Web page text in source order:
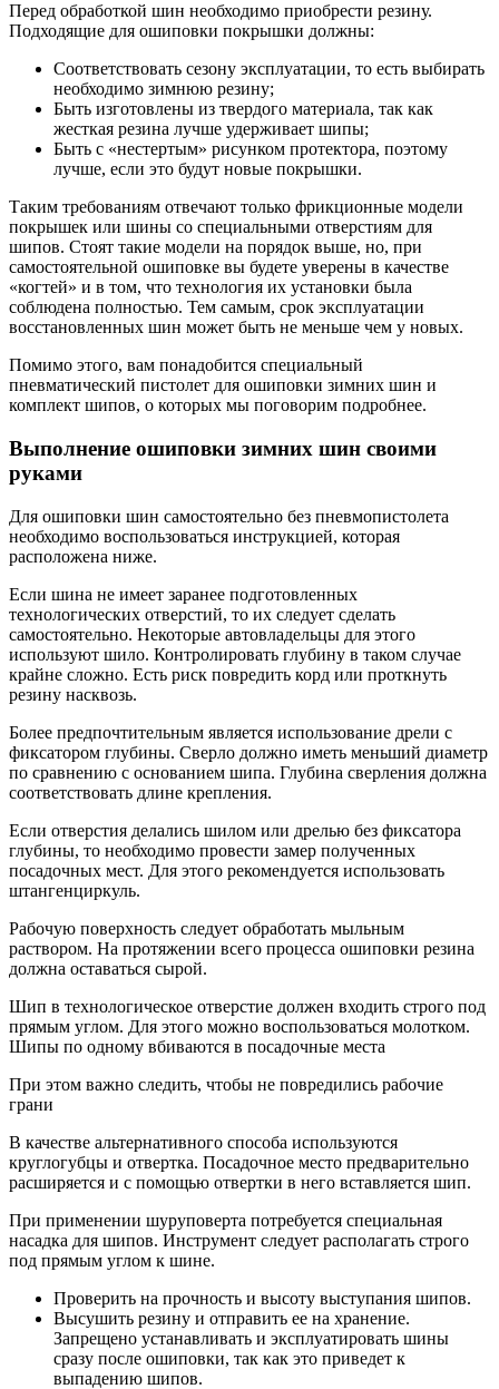
Перед обработкой шин необходимо приобрести резину.
Подходящие для ошиповки покрышки должны:
Соответствовать сезону эксплуатации, то есть выбирать
необходимо зимнюю резину;
Быть изготовлены из твердого материала, так как
жесткая резина лучше удерживает шипы;
Быть с «нестертым» рисунком протектора, поэтому
лучше, если это будут новые покрышки.
Таким требованиям отвечают только фрикционные модели
покрышек или шины со специальными отверстиям для
шипов. Стоят такие модели на порядок выше, но, при
самостоятельной ошиповке вы будете уверены в качестве
«когтей» и в том, что технология их установки была
соблюдена полностью. Тем самым, срок эксплуатации
восстановленных шин может быть не меньше чем у новых.
Помимо этого, вам понадобится специальный
пневматический пистолет для ошиповки зимних шин и
комплект шипов, о которых мы поговорим подробнее.
Выполнение ошиповки зимних шин своими
руками
Для ошиповки шин самостоятельно без пневмопистолета
необходимо воспользоваться инструкцией, которая
расположена ниже.
Если шина не имеет заранее подготовленных
технологических отверстий, то их следует сделать
самостоятельно. Некоторые автовладельцы для этого
используют шило. Контролировать глубину в таком случае
крайне сложно. Есть риск повредить корд или проткнуть
резину насквозь.
Более предпочтительным является использование дрели с
фиксатором глубины. Сверло должно иметь меньший диаметр
по сравнению с основанием шипа. Глубина сверления должна
соответствовать длине крепления.
Если отверстия делались шилом или дрелью без фиксатора
глубины, то необходимо провести замер полученных
посадочных мест. Для этого рекомендуется использовать
штангенциркуль.
Рабочую поверхность следует обработать мыльным
раствором. На протяжении всего процесса ошиповки резина
должна оставаться сырой.
Шип в технологическое отверстие должен входить строго под
прямым углом. Для этого можно воспользоваться молотком.
Шипы по одному вбиваются в посадочные места
При этом важно следить, чтобы не повредились рабочие
грани
В качестве альтернативного способа используются
круглогубцы и отвертка. Посадочное место предварительно
расширяется и с помощью отвертки в него вставляется шип.
При применении шуруповерта потребуется специальная
насадка для шипов. Инструмент следует располагать строго
под прямым углом к шине.
Проверить на прочность и высоту выступания шипов.
Высушить резину и отправить ее на хранение.
Запрещено устанавливать и эксплуатировать шины
сразу после ошиповки, так как это приведет к
выпадению шипов.